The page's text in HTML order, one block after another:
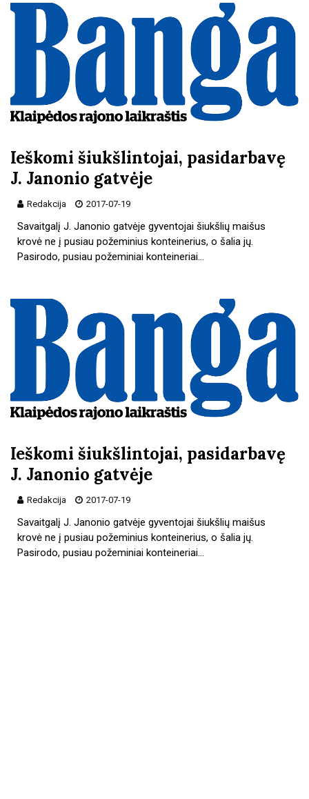
Ieškomi šiukšlintojai, pasidarbavę
J. Janonio gatvėje
Redakcija 2017-07-19
Savaitgalį J. Janonio gatvėje gyventojai šiukšlių maišus
krovė ne į pusiau požeminius konteinerius, o šalia jų.
Pasirodo, pusiau požeminiai konteineriai…
Ieškomi šiukšlintojai, pasidarbavę
J. Janonio gatvėje
Redakcija 2017-07-19
Savaitgalį J. Janonio gatvėje gyventojai šiukšlių maišus
krovė ne į pusiau požeminius konteinerius, o šalia jų.
Pasirodo, pusiau požeminiai konteineriai…